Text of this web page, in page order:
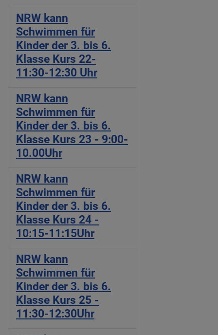
NRW kann
Schwimmen für
Kinder der 3. bis 6.
Klasse Kurs 22-
11:30-12:30 Uhr
NRW kann
Schwimmen für
Kinder der 3. bis 6.
Klasse Kurs 23 - 9:00-
10.00Uhr
NRW kann
Schwimmen für
Kinder der 3. bis 6.
Klasse Kurs 24 -
10:15-11:15Uhr
NRW kann
Schwimmen für
Kinder der 3. bis 6.
Klasse Kurs 25 -
11:30-12:30Uhr